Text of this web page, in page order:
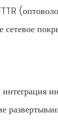
сетевое